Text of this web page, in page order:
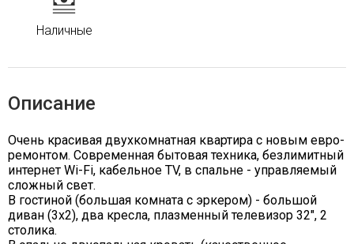
Наличные
Описание
Очень красивая двухкомнатная квартира с новым евро-
ремонтом. Современная бытовая техника, безлимитный
интернет Wi-Fi, кабельное TV, в спальне - управляемый
сложный свет.
В гостиной (большая комната с эркером) - большой
диван (3х2), два кресла, плазменный телевизор 32", 2
столика.